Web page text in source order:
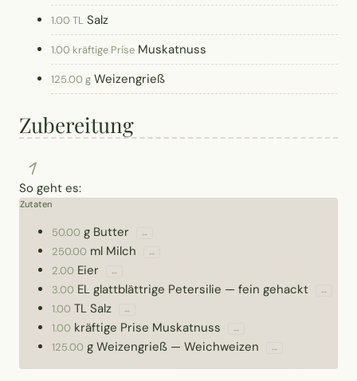
1.00 TL Salz
1.00 kräftige Prise Muskatnuss
125.00 g Weizengrieß
Zubereitung
1
So geht es:
Zutaten
50.00 g Butter ↔
250.00 ml Milch ↔
2.00 Eier ↔
3.00 EL glattblättrige Petersilie — fein gehackt ↔
1.00 TL Salz ↔
1.00 kräftige Prise Muskatnuss ↔
125.00 g Weizengrieß — Weichweizen ↔